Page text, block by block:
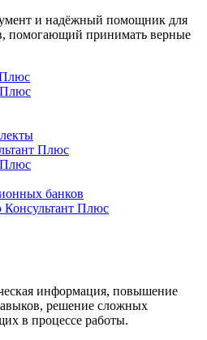
и надёжный помощник для
помогающий принимать верные
Плюс
Плюс
Плюс
банков
Консультант Плюс
информация, повышение
решение сложных
в процессе работы.